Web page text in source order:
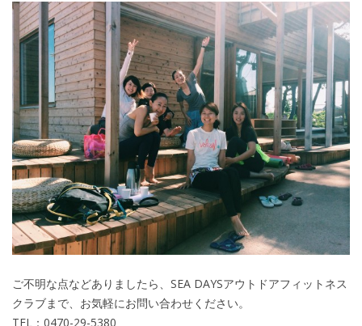
ご不明な点などありましたら、SEA DAYSアウトドアフィットネス
クラブまで、お気軽にお問い合わせください。
TEL：0470-29-5380